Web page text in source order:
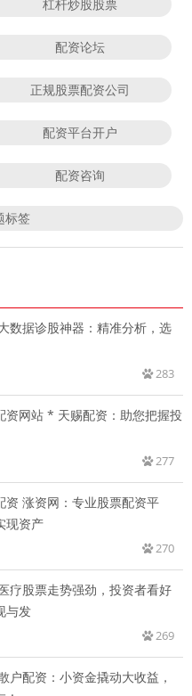
杠杆炒股股票
配资论坛
正规股票配资公司
配资平台开户
配资咨询
标签
数据诊股神器：精准分析，选
283
资网站 * 天赐配资：助您把握投
277
资 涨资网：专业股票配资平
现资产
270
疗股票走势强劲，投资者看好
与发
269
户配资：小资金撬动大收益，